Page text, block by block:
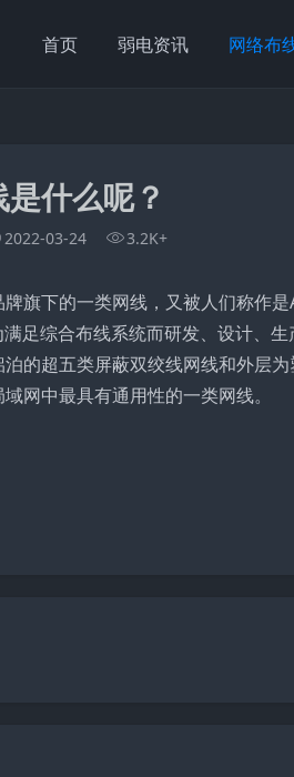
首页 弱电资讯 网络布
什么呢？
2022-03-24 3.2K+
旗下的一类网线，又被人们称作
足综合布线系统而研发、设计、
的超五类屏蔽双绞线网线和外层
网中最具有通用性的一类网线。